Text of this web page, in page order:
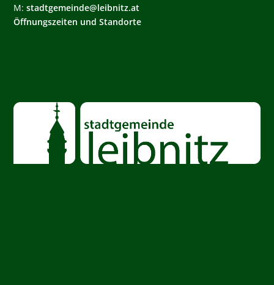
M:stadtgemeinde@leibnitz.at
Öffnungszeiten und Standorte